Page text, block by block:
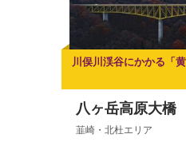
川俣川渓谷にかかる「
八ヶ岳高原大橋
韮崎・北杜エリア